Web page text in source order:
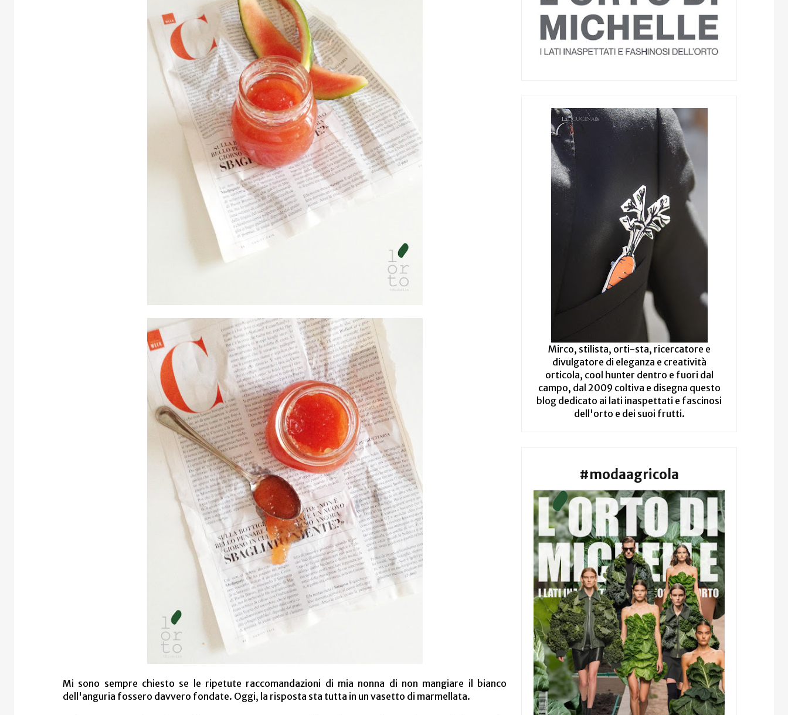
Mi sono sempre chiesto se le ripetute raccomandazioni di mia nonna di non mangiare il bianco
dell'anguria fossero davvero fondate. Oggi, la risposta sta tutta in un vasetto di marmellata.
Mirco, stilista, orti-sta, ricercatore e
divulgatore di eleganza e creatività
orticola, cool hunter dentro e fuori dal
campo, dal 2009 coltiva e disegna questo
blog dedicato ai lati inaspettati e fascinosi
dell'orto e dei suoi frutti.
#modaagricola